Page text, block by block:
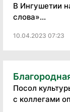
В Ингушетии
слова»...
10.04.2023 07:23
Посол
с коллегами